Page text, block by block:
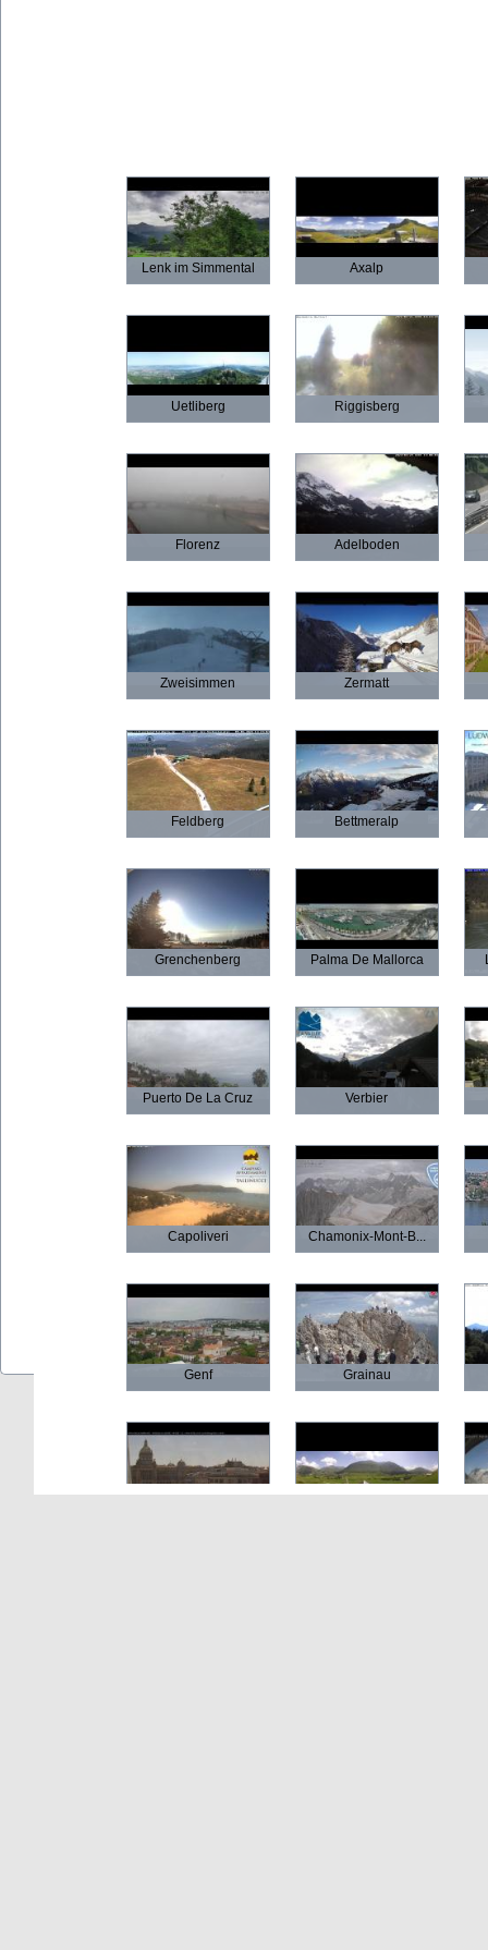
Lenk im Simmental Axalp
Uetliberg Riggisberg
Florenz Adelboden
Zweisimmen Zermatt
Feldberg Bettmeralp
Grenchenberg Palma De Mallorca
Puerto De La Cruz Verbier
Capoliveri Chamonix-Mont-B...
Genf Grainau